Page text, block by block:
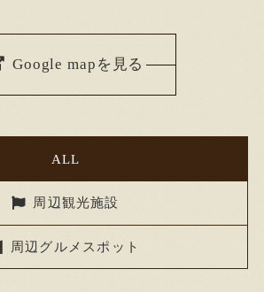
Google mapを見る
ALL
周辺観光施設
周辺グルメスポット